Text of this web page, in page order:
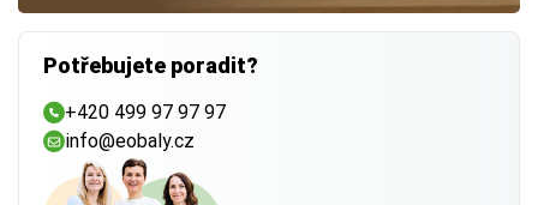
Potřebujete poradit?
+420 499 97 97 97
info@eobaly.cz